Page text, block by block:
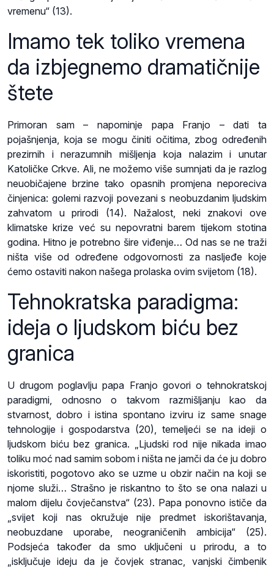
vremenu“ (13).
Imamo tek toliko vremena
da izbjegnemo dramatičnije
štete
Primoran sam – napominje papa Franjo – dati ta
pojašnjenja, koja se mogu činiti očitima, zbog određenih
prezirnih i nerazumnih mišljenja koja nalazim i unutar
Katoličke Crkve. Ali, ne možemo više sumnjati da je razlog
neuobičajene brzine tako opasnih promjena neporeciva
činjenica: golemi razvoji povezani s neobuzdanim ljudskim
zahvatom u prirodi (14). Nažalost, neki znakovi ove
klimatske krize već su nepovratni barem tijekom stotina
godina. Hitno je potrebno šire viđenje… Od nas se ne traži
ništa više od određene odgovornosti za nasljeđe koje
ćemo ostaviti nakon našega prolaska ovim svijetom (18).
Tehnokratska paradigma:
ideja o ljudskom biću bez
granica
U drugom poglavlju papa Franjo govori o tehnokratskoj
paradigmi, odnosno o takvom razmišljanju kao da
stvarnost, dobro i istina spontano izviru iz same snage
tehnologije i gospodarstva (20), temeljeći se na ideji o
ljudskom biću bez granica. „Ljudski rod nije nikada imao
toliku moć nad samim sobom i ništa ne jamči da će ju dobro
iskoristiti, pogotovo ako se uzme u obzir način na koji se
njome služi… Strašno je riskantno to što se ona nalazi u
malom dijelu čovječanstva“ (23). Papa ponovno ističe da
„svijet koji nas okružuje nije predmet iskorištavanja,
neobuzdane uporabe, neograničenih ambicija“ (25).
Podsjeća također da smo uključeni u prirodu, a to
„isključuje ideju da je čovjek stranac, vanjski čimbenik